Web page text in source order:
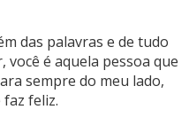
das palavras e de tudo
você é aquela pessoa que
sempre do meu lado,
feliz.